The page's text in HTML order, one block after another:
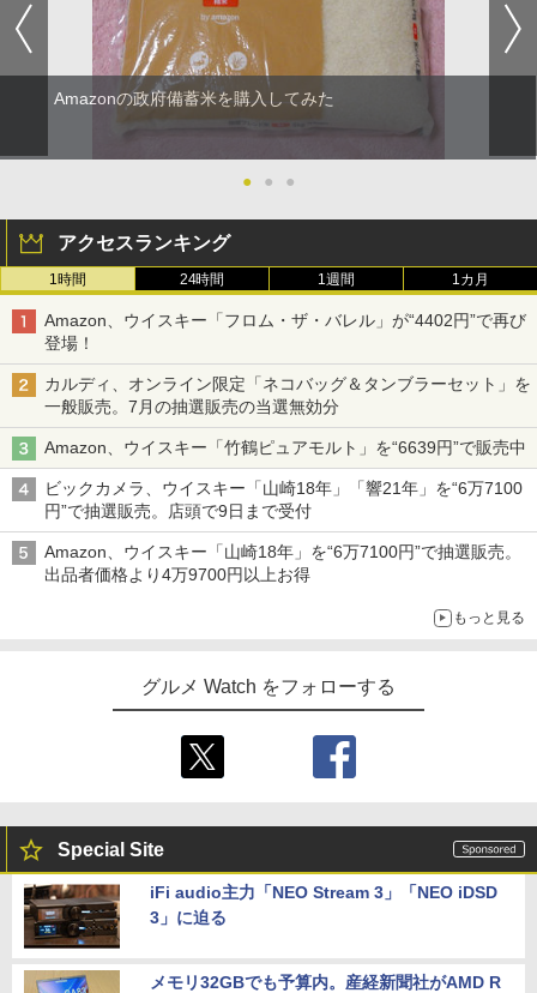
Amazonの政府備蓄米を購入してみた
● ● ●
アクセスランキング
1時間 24時間 1週間 1カ月
Amazon、ウイスキー「フロム・ザ・バレル」が“4402円”で再び
登場！
カルディ、オンライン限定「ネコバッグ＆タンブラーセット」を
一般販売。7月の抽選販売の当選無効分
Amazon、ウイスキー「竹鶴ピュアモルト」を“6639円”で販売中
ビックカメラ、ウイスキー「山崎18年」「響21年」を“6万7100
円”で抽選販売。店頭で9日まで受付
Amazon、ウイスキー「山崎18年」を“6万7100円”で抽選販売。
出品者価格より4万9700円以上お得
もっと見る
グルメ Watch をフォローする
Special Site
iFi audio主力「NEO Stream 3」「NEO iDSD
3」に迫る
メモリ32GBでも予算内。産経新聞社がAMD R